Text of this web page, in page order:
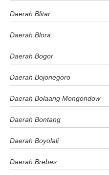
Daerah Blitar
Daerah Blora
Daerah Bogor
Daerah Bojonegoro
Daerah Bolaang Mongondow
Daerah Bontang
Daerah Boyolali
Daerah Brebes